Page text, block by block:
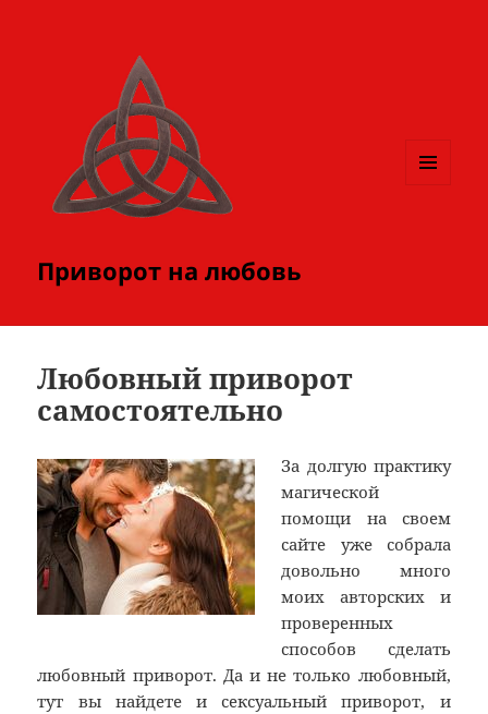
Приворот на любовь
Любовный приворот
самостоятельно
За долгую практику
магической
помощи на своем
сайте уже собрала
довольно много
моих авторских и
проверенных
способов сделать
любовный приворот. Да и не только любовный,
тут вы найдете и сексуальный приворот, и